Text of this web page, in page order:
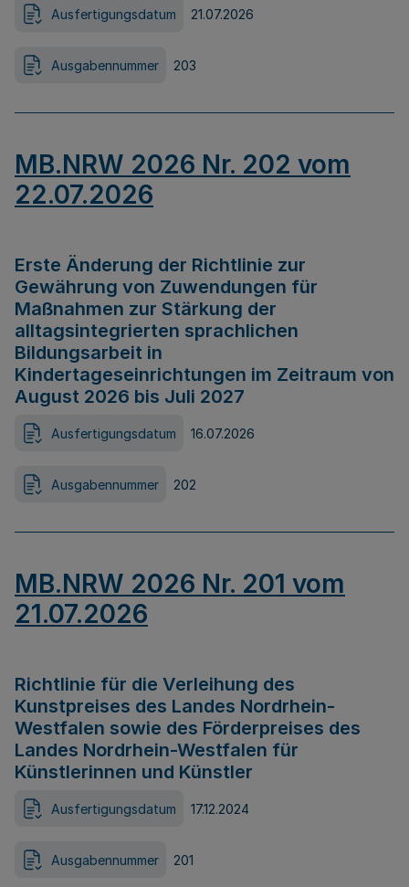
Ausfertigungsdatum 21.07.2026
Ausgabennummer 203
MB.NRW 2026 Nr. 202 vom
22.07.2026
Erste Änderung der Richtlinie zur
Gewährung von Zuwendungen für
Maßnahmen zur Stärkung der
alltagsintegrierten sprachlichen
Bildungsarbeit in
Kindertageseinrichtungen im Zeitraum von
August 2026 bis Juli 2027
Ausfertigungsdatum 16.07.2026
Ausgabennummer 202
MB.NRW 2026 Nr. 201 vom
21.07.2026
Richtlinie für die Verleihung des
Kunstpreises des Landes Nordrhein-
Westfalen sowie des Förderpreises des
Landes Nordrhein-Westfalen für
Künstlerinnen und Künstler
Ausfertigungsdatum 17.12.2024
Ausgabennummer 201